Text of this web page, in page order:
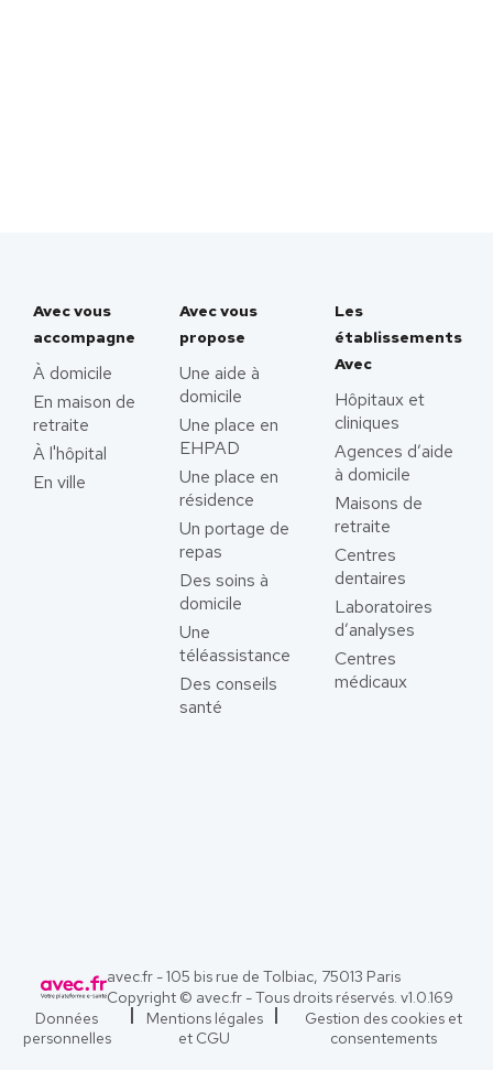
Avec vous
accompagne
À domicile
En maison de
retraite
À l'hôpital
En ville
Avec vous
propose
Une aide à
domicile
Une place en
EHPAD
Une place en
résidence
Un portage de
repas
Des soins à
domicile
Une
téléassistance
Des conseils
santé
Les
établissements
Avec
Hôpitaux et
cliniques
Agences d’aide
à domicile
Maisons de
retraite
Centres
dentaires
Laboratoires
d’analyses
Centres
médicaux
avec.fr - 105 bis rue de Tolbiac, 75013 Paris
Copyright © avec.fr - Tous droits réservés. v1.0.169
Données
personnelles
Mentions légales
et CGU
Gestion des cookies et
consentements